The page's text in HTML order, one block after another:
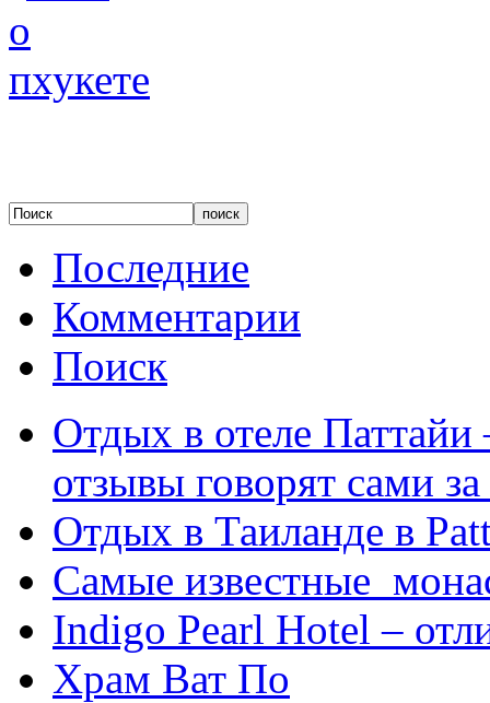
Последние
Комментарии
Поиск
Отдых в отеле
отзывы говорят сами за
Отдых в Таиланде в
Самые известные
Indigo Pearl Hotel –
Храм Ват По